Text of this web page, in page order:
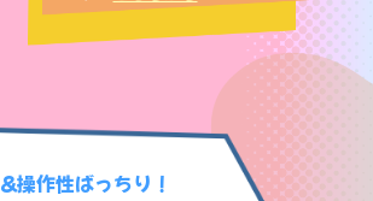
操作性ばっちり！